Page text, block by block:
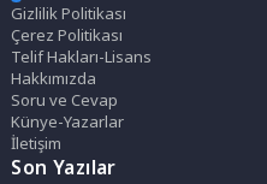
Gizlilik Politikası
Çerez Politikası
Telif Hakları-Lisans
Hakkımızda
Soru ve Cevap
Künye-Yazarlar
İletişim
Son Yazılar